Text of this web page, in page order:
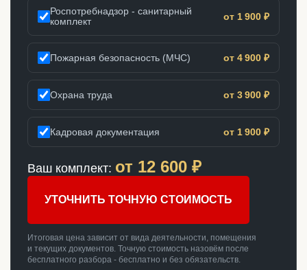
Роспотребнадзор - санитарный
комплект
от 1 900 ₽
Пожарная безопасность (МЧС) от 4 900 ₽
Охрана труда от 3 900 ₽
Кадровая документация от 1 900 ₽
Ваш комплект: от 12 600 ₽
УТОЧНИТЬ ТОЧНУЮ СТОИМОСТЬ
Итоговая цена зависит от вида деятельности, помещения
и текущих документов. Точную стоимость назовём после
бесплатного разбора - бесплатно и без обязательств.